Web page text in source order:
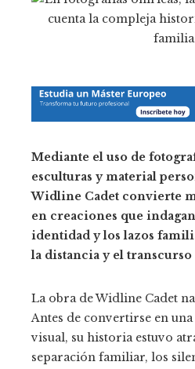
Mediante el uso de
esculturas y material
Widline Cadet convierte
en creaciones que
identidad y los lazos
la distancia y el
La obra de Widline Cadet
Antes de convertirse en
visual, su historia estuvo
separación familiar, los